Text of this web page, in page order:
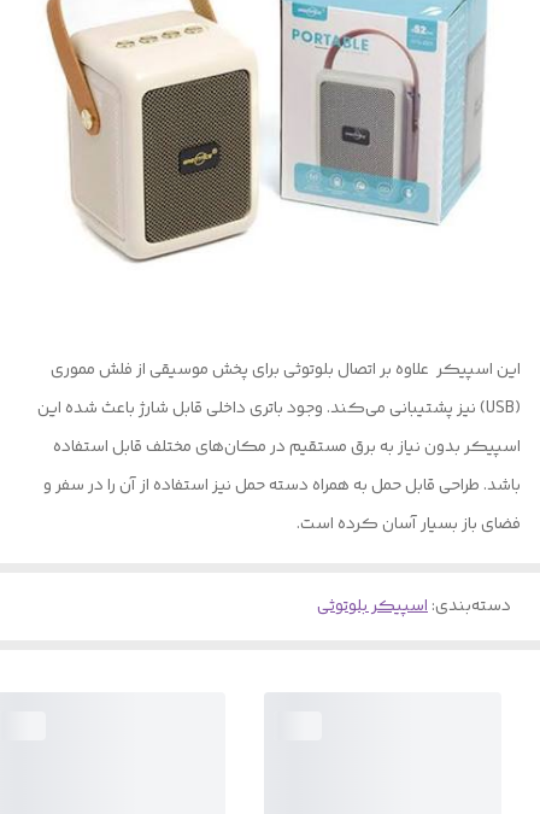
این اسپیکر علاوه بر اتصال بلوتوثی برای پخش موسیقی از فلش مموری
(USB) نیز پشتیبانی می‌کند. وجود باتری داخلی قابل شارژ باعث شده این
اسپیکر بدون نیاز به برق مستقیم در مکان‌های مختلف قابل استفاده
باشد. طراحی قابل حمل به همراه دسته حمل نیز استفاده از آن را در سفر و
فضای باز بسیار آسان کرده است.
دسته‌بندی:اسپیکر بلوتوثی